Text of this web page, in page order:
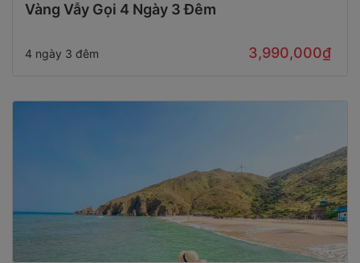
Vàng Vẫy Gọi 4 Ngày 3 Đêm
4 ngày 3 đêm 3,990,000₫